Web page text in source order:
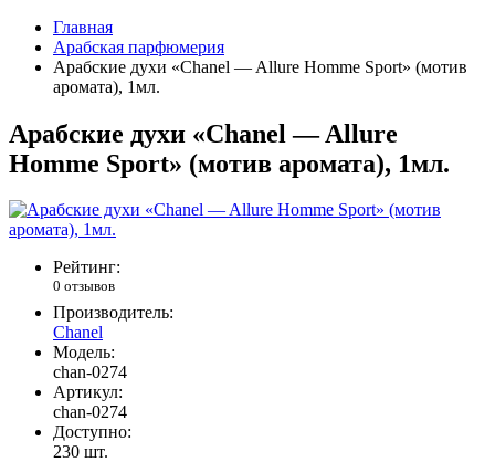
Главная
Арабская парфюмерия
Арабские духи «Chanel — Allure Homme Sport» (мотив
аромата), 1мл.
Арабские духи «Chanel — Allure
Homme Sport» (мотив аромата), 1мл.
Рейтинг:
0 отзывов
Производитель:
Chanel
Модель:
chan-0274
Артикул:
chan-0274
Доступно:
230 шт.